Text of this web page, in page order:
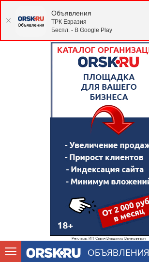
Реклама. ИП Савин Владимир Валерьевич
ОБЪЯВЛЕНИЯ
Объявления
ТРК Евразия
Беспл. - В Google Play